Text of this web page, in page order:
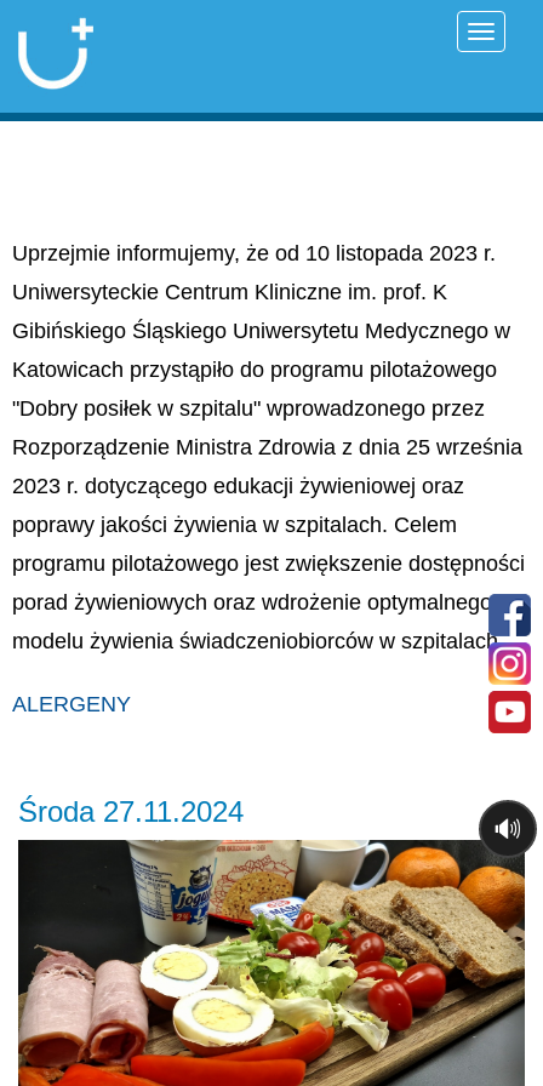
Uprzejmie informujemy, że od 10 listopada 2023 r.
Uniwersyteckie Centrum Kliniczne im. prof. K
Gibińskiego Śląskiego Uniwersytetu Medycznego w
Katowicach przystąpiło do programu pilotażowego
"Dobry posiłek w szpitalu" wprowadzonego przez
Rozporządzenie Ministra Zdrowia z dnia 25 września
2023 r. dotyczącego edukacji żywieniowej oraz
poprawy jakości żywienia w szpitalach. Celem
programu pilotażowego jest zwiększenie dostępności
porad żywieniowych oraz wdrożenie optymalnego
modelu żywienia świadczeniobiorców w szpitalach.
ALERGENY
Środa 27.11.2024
🔊